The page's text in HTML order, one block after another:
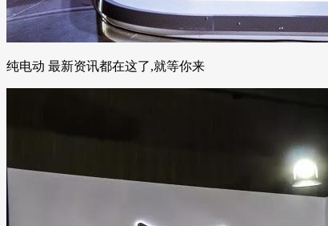
纯电动 最新资讯都在这了,就等你来